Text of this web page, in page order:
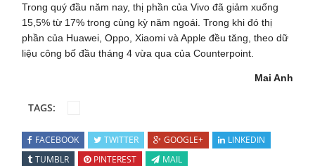
Trong quý đầu năm nay, thị phần của Vivo đã giảm xuống
15,5% từ 17% trong cùng kỳ năm ngoái. Trong khi đó thị
phần của Huawei, Oppo, Xiaomi và Apple đều tăng, theo dữ
liệu công bố đầu tháng 4 vừa qua của Counterpoint.
Mai Anh
TAGS:
FACEBOOK TWITTER GOOGLE+
LINKEDIN
TUMBLR
PINTEREST MAIL